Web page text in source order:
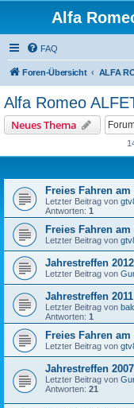
Alfa
FAQ
Foren-Übersicht ALFA
Alfa Romeo
Neues Thema
Freies Fahren
Letzter Beitrag von
Antworten: 1
Freies Fahren
Letzter Beitrag von
Jahrestreffen 2012
Letzter Beitrag von
Jahrestreffen 2011
Letzter Beitrag von
Antworten: 1
Freies Fahren
Letzter Beitrag von
Jahrestreffen 2007
Letzter Beitrag von
Antworten: 21